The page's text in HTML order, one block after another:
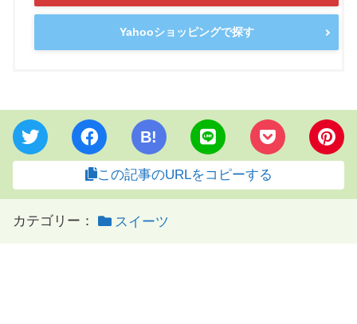
Yahooショッピングで探す
B!
この記事のURLをコピーする
カテゴリー： スイーツ